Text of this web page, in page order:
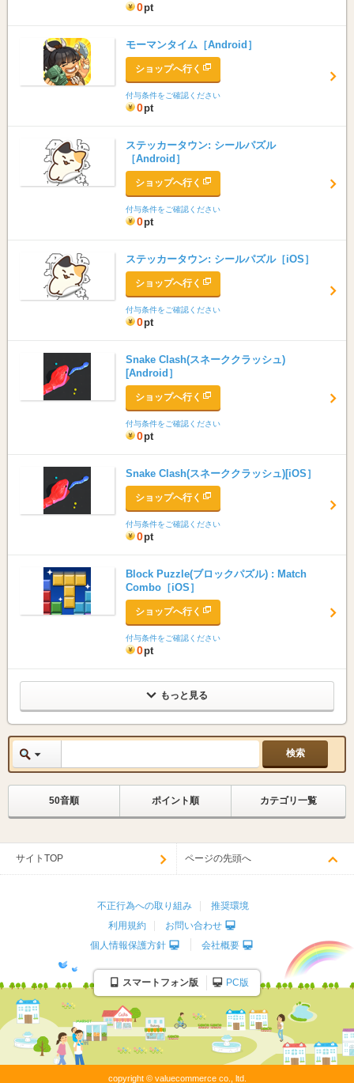
0pt
モーマンタイム［Android］
ショップへ行く
付与条件をご確認ください
0pt
ステッカータウン: シールパズル
［Android］
ショップへ行く
付与条件をご確認ください
0pt
ステッカータウン: シールパズル［iOS］
ショップへ行く
付与条件をご確認ください
0pt
Snake Clash(スネーククラッシュ)
[Android］
ショップへ行く
付与条件をご確認ください
0pt
Snake Clash(スネーククラッシュ)[iOS］
ショップへ行く
付与条件をご確認ください
0pt
Block Puzzle(ブロックパズル) : Match
Combo［iOS］
ショップへ行く
付与条件をご確認ください
0pt
もっと見る
50音順 ポイント順 カテゴリ一覧
サイトTOP ページの先頭へ
不正行為への取り組み
推奨環境
利用規約
お問い合わせ
個人情報保護方針
会社概要
スマートフォン版 PC版
copyright © valuecommerce co., ltd.